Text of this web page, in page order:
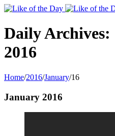
Toggle
Area
Daily Archives:
2016
Home/2016/January/16
January 2016